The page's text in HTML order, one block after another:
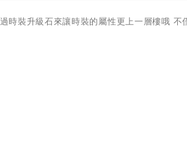
時裝升級石來讓時裝的屬性更上一層樓哦 不